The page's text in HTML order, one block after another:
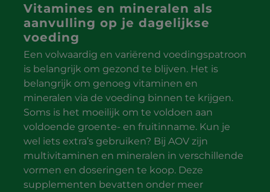
Vitamines en mineralen als
aanvulling op je dagelijkse
voeding
Een volwaardig en variërend voedingspatroon
is belangrijk om gezond te blijven. Het is
belangrijk om genoeg vitaminen en
mineralen via de voeding binnen te krijgen.
Soms is het moeilijk om te voldoen aan
voldoende groente- en fruitinname. Kun je
wel iets extra’s gebruiken? Bij AOV zijn
multivitaminen en mineralen in verschillende
vormen en doseringen te koop. Deze
supplementen bevatten onder meer